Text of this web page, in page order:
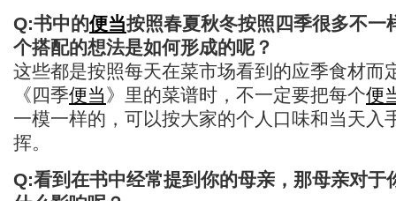
Q:书中的便当按照春夏秋冬按照四季很多不一
个搭配的想法是如何形成的呢？
这些都是按照每天在菜市场看到的应季食材而
《四季便当》里的菜谱时，不一定要把每个便
一模一样的，可以按大家的个人口味和当天入
挥。
Q:看到在书中经常提到你的母亲，那母亲对于